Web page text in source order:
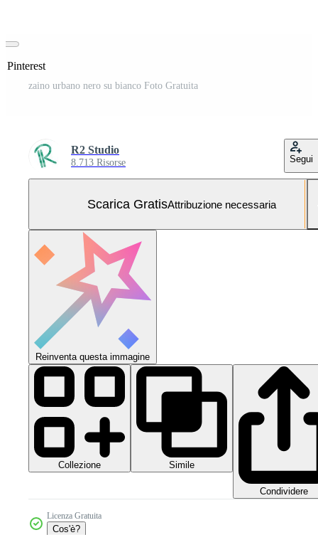
Pinterest
zaino urbano nero su bianco Foto Gratuita
R2 Studio
8.713 Risorse Segui
Scarica GratisAttribuzione necessaria
Reinventa questa immagine
Collezione Simile
Condividere
Licenza Gratuita
Cos'è?